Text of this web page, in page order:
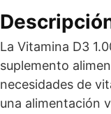
La Vitamina D3
suplemento
necesidades de
una alimentación